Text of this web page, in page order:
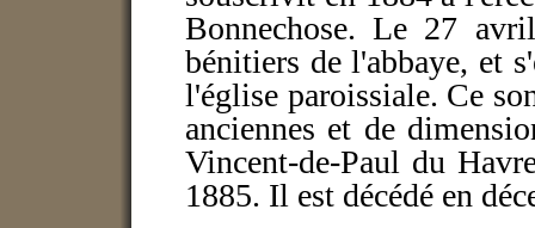
Bonnechose. Le 27
bénitiers de l'abbaye, et
l'église paroissiale. Ce
anciennes et de
Vincent-de-Paul du
1885. Il est décédé en